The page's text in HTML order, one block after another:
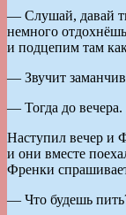
— Слушай, давай
немного
и подцепим там
— Звучит
— Тогда до вечера.
Наступил вечер и
и они вместе
Френки
— Что будешь